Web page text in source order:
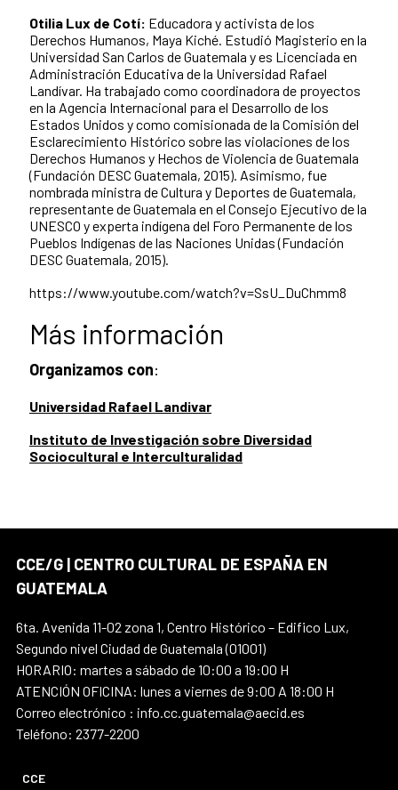
Otilia Lux de Cotí: Educadora y activista de los
Derechos Humanos, Maya Kiché. Estudió Magisterio en la
Universidad San Carlos de Guatemala y es Licenciada en
Administración Educativa de la Universidad Rafael
Landívar. Ha trabajado como coordinadora de proyectos
en la Agencia Internacional para el Desarrollo de los
Estados Unidos y como comisionada de la Comisión del
Esclarecimiento Histórico sobre las violaciones de los
Derechos Humanos y Hechos de Violencia de Guatemala
(Fundación DESC Guatemala, 2015). Asimismo, fue
nombrada ministra de Cultura y Deportes de Guatemala,
representante de Guatemala en el Consejo Ejecutivo de la
UNESCO y experta indígena del Foro Permanente de los
Pueblos Indígenas de las Naciones Unidas (Fundación
DESC Guatemala, 2015).
https://www.youtube.com/watch?v=SsU_DuChmm8
Más información
Organizamos con:
Universidad Rafael Landivar
Instituto de Investigación sobre Diversidad
Sociocultural e Interculturalidad
CCE/G | CENTRO CULTURAL DE ESPAÑA EN
GUATEMALA
6ta. Avenida 11-02 zona 1, Centro Histórico – Edifico Lux,
Segundo nivel Ciudad de Guatemala (01001)
HORARIO: martes a sábado de 10:00 a 19:00 H
ATENCIÓN OFICINA: lunes a viernes de 9:00 A 18:00 H
Correo electrónico : info.cc.guatemala@aecid.es
Teléfono: 2377-2200
CCE